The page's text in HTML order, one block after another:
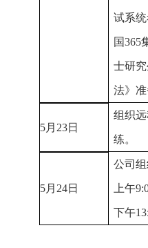
试系
国365
士研
法》
5月 23日
组织
练。
5月 24日
公司
上午
下午